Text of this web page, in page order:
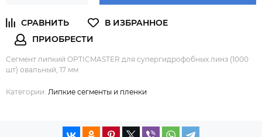
Сегмент липкий OPTICMASTER для супергидрофобных линз (1000
шт) овальный, 17 мм
Категории: Липкие сегменты и пленки